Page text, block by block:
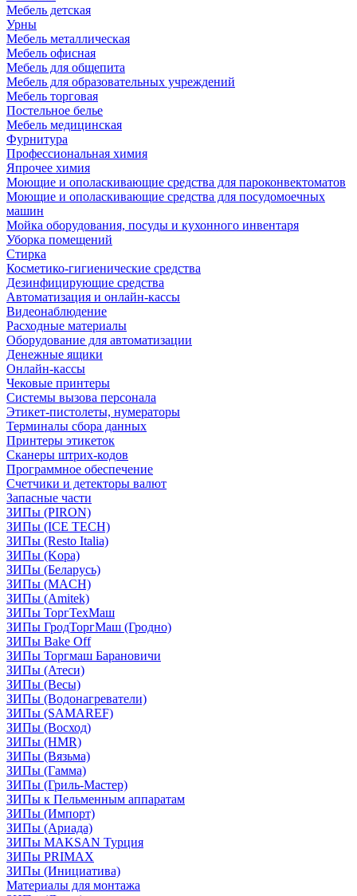
Мебель детская
Урны
Мебель металлическая
Мебель офисная
Мебель для общепита
Мебель для образовательных учреждений
Мебель торговая
Постельное белье
Мебель медицинская
Фурнитура
Профессиональная химия
Япрочее химия
Моющие и ополаскивающие средства для пароконвектоматов
Моющие и ополаскивающие средства для посудомоечных
машин
Мойка оборудования, посуды и кухонного инвентаря
Уборка помещений
Стирка
Косметико-гигиенические средства
Дезинфицирующие средства
Автоматизация и онлайн-кассы
Видеонаблюдение
Расходные материалы
Оборудование для автоматизации
Денежные ящики
Онлайн-кассы
Чековые принтеры
Системы вызова персонала
Этикет-пистолеты, нумераторы
Терминалы сбора данных
Принтеры этикеток
Сканеры штрих-кодов
Программное обеспечение
Счетчики и детекторы валют
Запасные части
ЗИПы (PIRON)
ЗИПы (ICE TECH)
ЗИПы (Resto Italia)
ЗИПы (Kopa)
ЗИПы (Беларусь)
ЗИПы (MACH)
ЗИПы (Amitek)
ЗИПы ТоргТехМаш
ЗИПы ГродТоргМаш (Гродно)
ЗИПы Bake Off
ЗИПы Торгмаш Барановичи
ЗИПы (Атеси)
ЗИПы (Весы)
ЗИПы (Водонагреватели)
ЗИПы (SAMAREF)
ЗИПы (Восход)
ЗИПы (HMR)
ЗИПы (Вязьма)
ЗИПы (Гамма)
ЗИПы (Гриль-Мастер)
ЗИПы к Пельменным аппаратам
ЗИПы (Импорт)
ЗИПы (Ариада)
ЗИПы MAKSAN Турция
ЗИПы PRIMAX
ЗИПы (Инициатива)
Материалы для монтажа